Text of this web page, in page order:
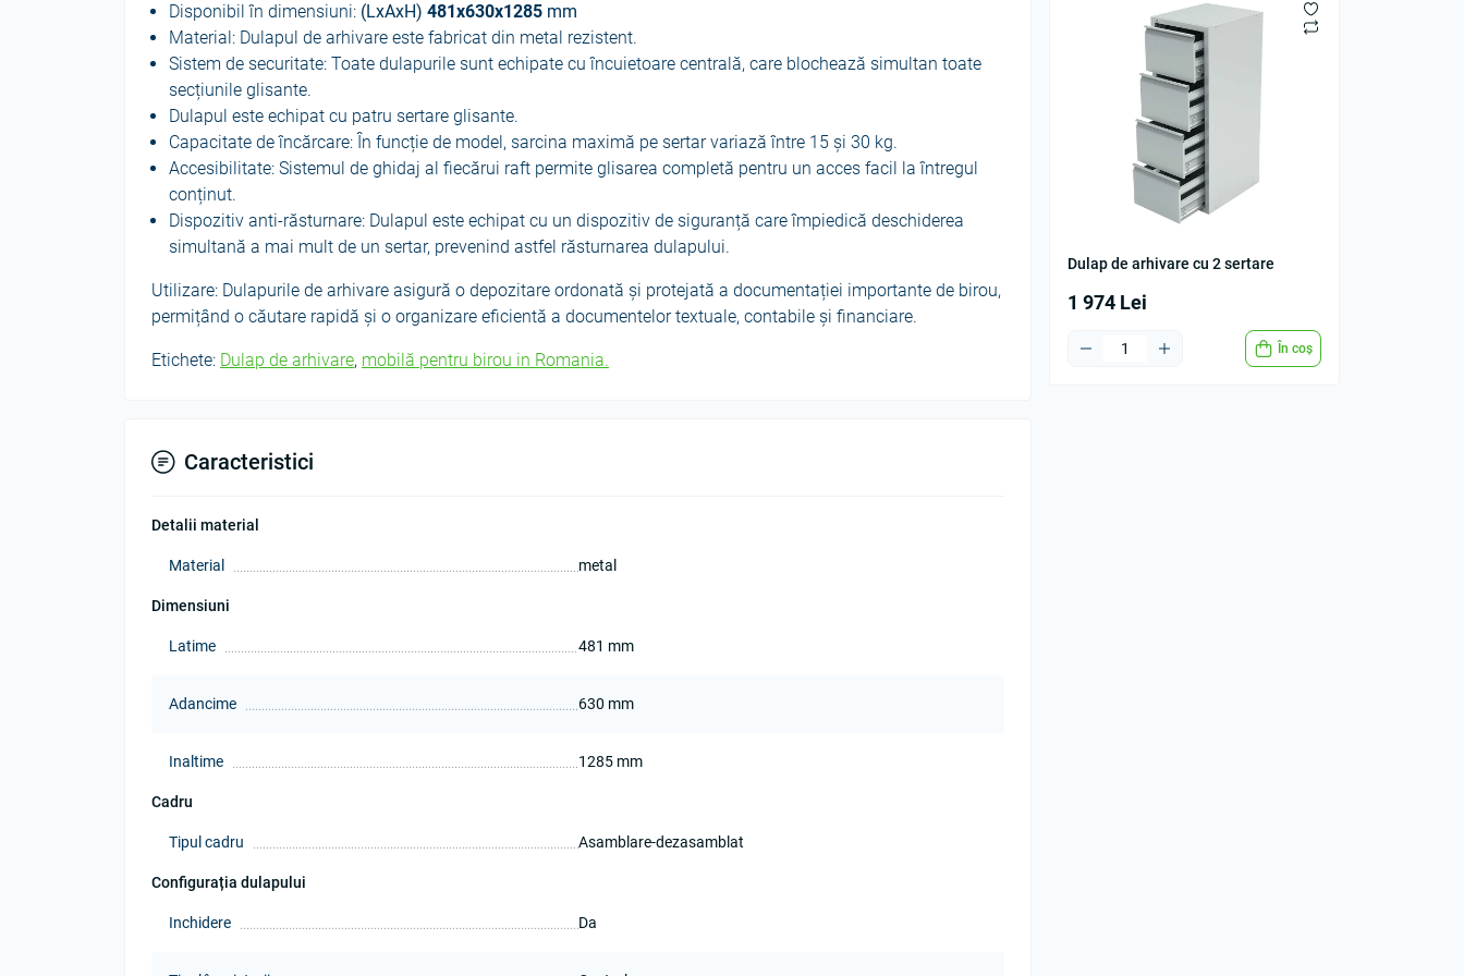
Dulap de arhivare cu 2 sertare
1 974 Lei
În coș
Disponibil în dimensiuni: (LxAxH) 481х630х1285 mm
Material: Dulapul de arhivare este fabricat din metal rezistent.
Sistem de securitate: Toate dulapurile sunt echipate cu încuietoare centrală, care blochează simultan toate
secțiunile glisante.
Dulapul este echipat cu patru sertare glisante.
Capacitate de încărcare: În funcție de model, sarcina maximă pe sertar variază între 15 și 30 kg.
Accesibilitate: Sistemul de ghidaj al fiecărui raft permite glisarea completă pentru un acces facil la întregul
conținut.
Dispozitiv anti-răsturnare: Dulapul este echipat cu un dispozitiv de siguranță care împiedică deschiderea
simultană a mai mult de un sertar, prevenind astfel răsturnarea dulapului.
Utilizare: Dulapurile de arhivare asigură o depozitare ordonată și protejată a documentației importante de birou,
permițând o căutare rapidă și o organizare eficientă a documentelor textuale, contabile și financiare.
Etichete: Dulap de arhivare, mobilă pentru birou in Romania.
Caracteristici
Detalii material
Material metal
Dimensiuni
Latime 481 mm
Adancime 630 mm
Inaltime 1285 mm
Cadru
Tipul cadru Asamblare-dezasamblat
Configurația dulapului
Inchidere Dа